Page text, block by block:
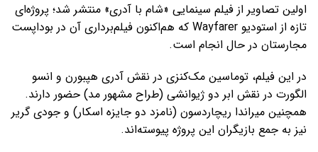
اولین تصاویر از فیلم سینمایی «شام با آدری» منتشر شد؛ پروژه‌ای
تازه از استودیو Wayfarer که هم‌اکنون فیلم‌برداری آن در بوداپست
مجارستان در حال انجام است.
در این فیلم، توماسین مک‌کنزی در نقش آدری هپبورن و انسو
الگورت در نقش ابر دو ژیوانشی (طراح مشهور مد) حضور دارند.
همچنین میراندا ریچاردسون (نامزد دو جایزه اسکار) و جودی گریر
نیز به جمع بازیگران این پروژه پیوسته‌اند.